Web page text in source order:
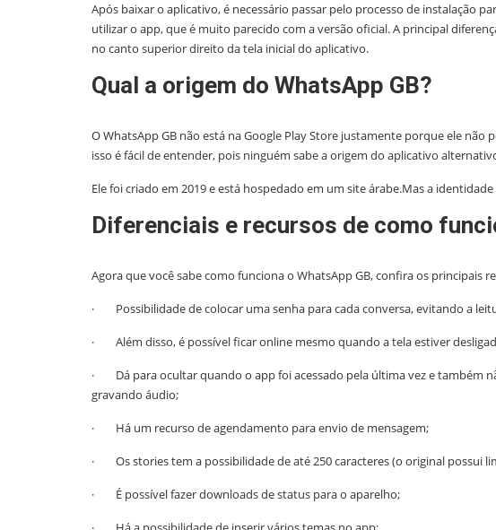
Após baixar o aplicativo, é necessário passar pelo processo de instalação
utilizar o app, que é muito parecido com a versão oficial. A principal
no canto superior direito da tela inicial do aplicativo.
Qual a origem do WhatsApp GB?
O WhatsApp GB não está na Google Play Store justamente porque ele não
isso é fácil de entender, pois ninguém sabe a origem do aplicativo
Ele foi criado em 2019 e está hospedado em um site árabe.Mas a
Diferenciais e recursos de como
Agora que você sabe como funciona o WhatsApp GB, confira os principais
· Possibilidade de colocar uma senha para cada conversa, evitando a
· Além disso, é possível ficar online mesmo quando a tela estiver
· Dá para ocultar quando o app foi acessado pela última vez e também
gravando áudio;
· Há um recurso de agendamento para envio de mensagem;
· Os stories tem a possibilidade de até 250 caracteres (o original possui
· É possível fazer downloads de status para o aparelho;